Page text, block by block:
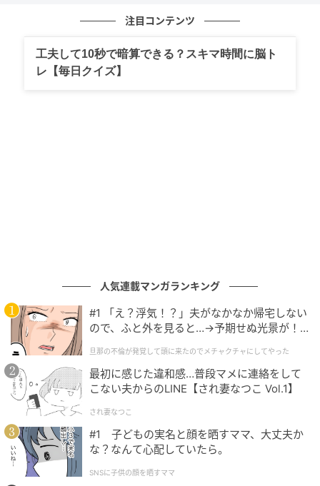
ベビーカレンダー
注目コンテンツ
工夫して10秒で暗算できる？スキマ時間に脳ト
レ【毎日クイズ】
人気連載マンガランキング
#1 「え？浮気！？」夫がなかなか帰宅しない
ので、ふと外を見ると…→予期せぬ光景が！
クチャにしてやった
旦那の不倫が発覚して頭に来たのでメチャクチャにしてやった
最初に感じた違和感…普段マメに連絡をして
こない夫からのLINE【され妻なつこ Vol.1】
され妻なつこ
#1 子どもの実名と顔を晒すママ、大丈夫か
な？なんて心配していたら。
SNSに子供の顔を晒すママ